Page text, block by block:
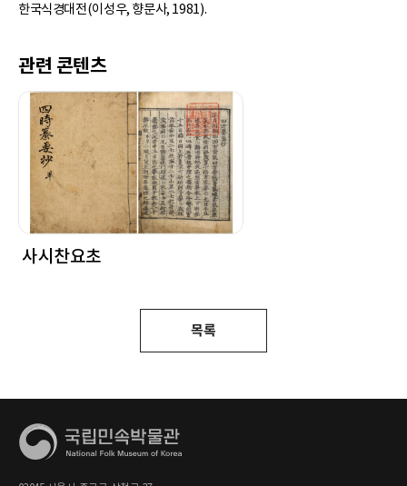
한국식경대전(이성우, 향문사, 1981).
관련 콘텐츠
사시찬요초
목록